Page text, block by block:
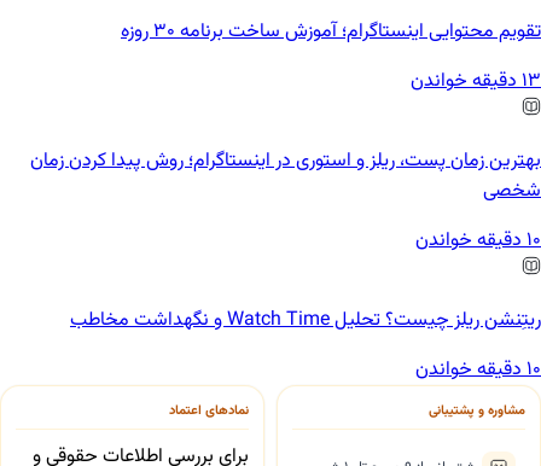
تقویم محتوایی اینستاگرام؛ آموزش ساخت برنامه ۳۰ روزه
13 دقیقه خواندن
بهترین زمان پست، ریلز و استوری در اینستاگرام؛ روش پیدا کردن زمان
شخصی
10 دقیقه خواندن
ریتِنشن ریلز چیست؟ تحلیل Watch Time و نگهداشت مخاطب
10 دقیقه خواندن
مشاوره و پشتیبانی نمادهای اعتماد
برای بررسی اطلاعات حقوقی و